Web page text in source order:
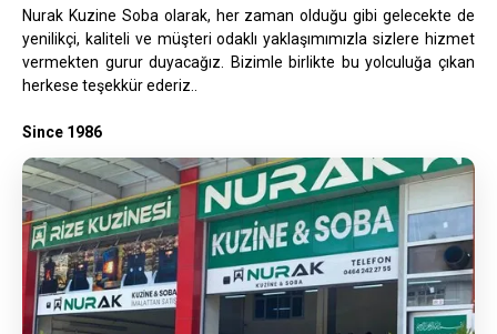
Nurak Kuzine Soba olarak, her zaman olduğu gibi gelecekte de
yenilikçi, kaliteli ve müşteri odaklı yaklaşımımızla sizlere hizmet
vermekten gurur duyacağız. Bizimle birlikte bu yolculuğa çıkan
herkese teşekkür ederiz..
Since 1986